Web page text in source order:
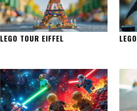
LEGO TOUR EIFFEL